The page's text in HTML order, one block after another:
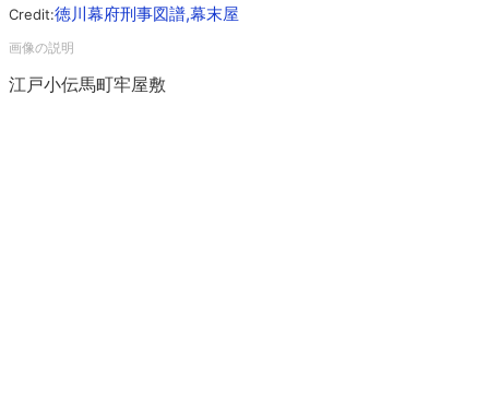
Credit:徳川幕府刑事図譜,幕末屋
江戸小伝馬町牢屋敷